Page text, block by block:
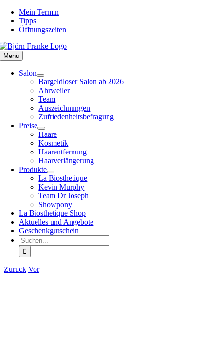
Zum
Inhalt
springen
Mein Termin
Tipps
Öffnungszeiten
Menü
Salon
Bargeldloser Salon ab 2026
Ahrweiler
Team
Auszeichnungen
Zufriedenheitsbefragung
Preise
Haare
Kosmetik
Haarentfernung
Haarverlängerung
Produkte
La Biosthetique
Kevin Murphy
Team Dr Joseph
Showpony
La Biosthetique Shop
Aktuelles und Angebote
Geschenkgutschein
Suche
nach:
Zurück Vor